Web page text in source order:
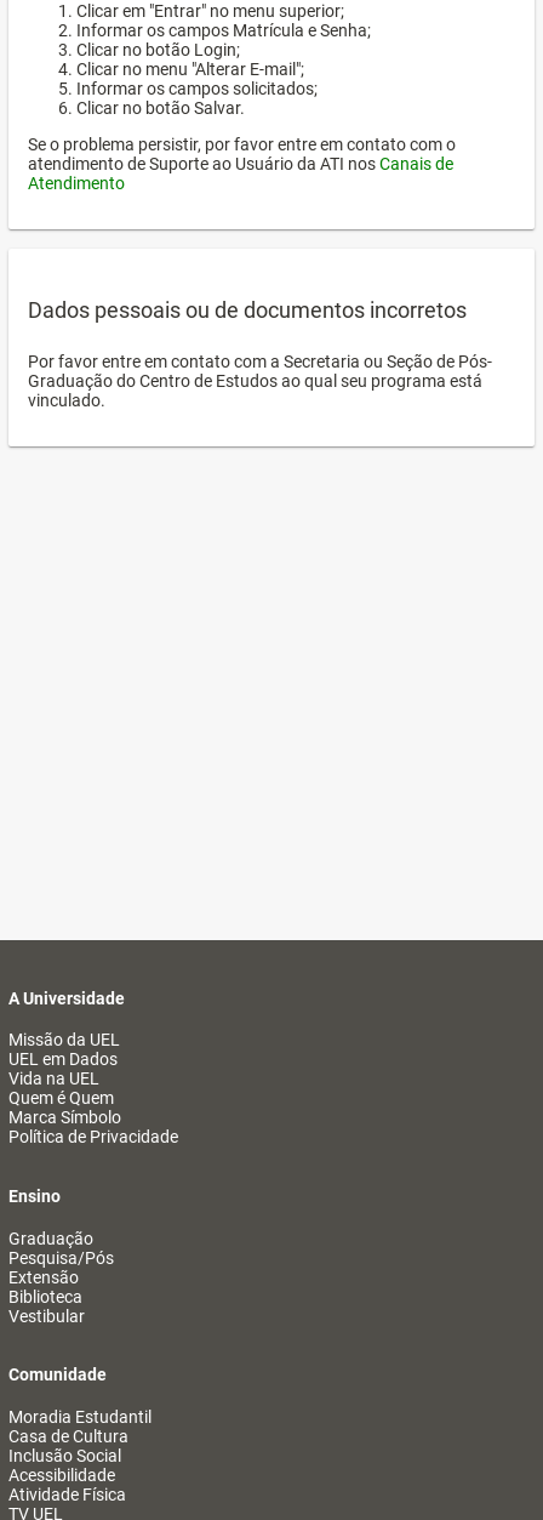
Clicar em "Entrar" no menu superior;
Informar os campos Matrícula e Senha;
Clicar no botão Login;
Clicar no menu "Alterar E-mail";
Informar os campos solicitados;
Clicar no botão Salvar.
Se o problema persistir, por favor entre em contato com o
atendimento de Suporte ao Usuário da ATI nosCanais de
Atendimento
Dados pessoais ou de documentos incorretos
Por favor entre em contato com a Secretaria ou Seção de Pós-
Graduação do Centro de Estudos ao qual seu programa está
vinculado.
A Universidade
Missão da UEL
UEL em Dados
Vida na UEL
Quem é Quem
Marca Símbolo
Política de Privacidade
Ensino
Graduação
Pesquisa/Pós
Extensão
Biblioteca
Vestibular
Comunidade
Moradia Estudantil
Casa de Cultura
Inclusão Social
Acessibilidade
Atividade Física
TV UEL